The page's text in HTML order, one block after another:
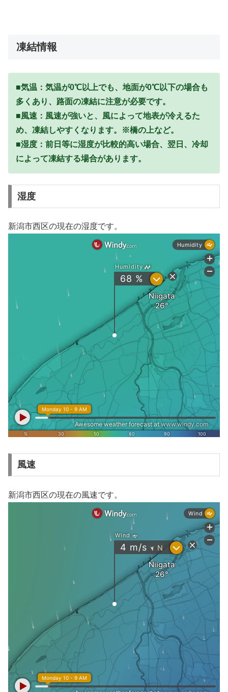
凍結情報
■気温：気温が0℃以上でも、地面が0℃以下の場合も
多くあり、路面の凍結に注意が必要です。
■風速：風速が強いと、風によって地表が冷えるた
め、凍結しやすくなります。※橋の上など。
■湿度：前日等に湿度が比較的高い場合、翌日、冷却
によって凍結する場合があります。
湿度
新潟市西区の現在の湿度です。
風速
新潟市西区の現在の風速です。